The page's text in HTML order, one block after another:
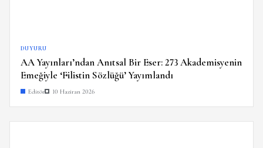
DUYURU
AA Yayınları’ndan Anıtsal Bir Eser: 273 Akademisyenin
Emeğiyle ‘Filistin Sözlüğü’ Yayımlandı
Editör 10 Haziran 2026